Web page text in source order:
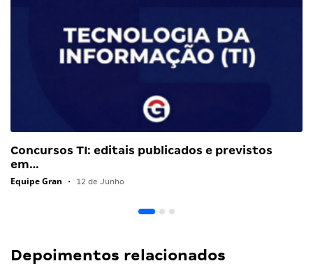
Concursos TI: editais publicados e previstos
em…
Equipe Gran • 12 de Junho
Depoimentos relacionados